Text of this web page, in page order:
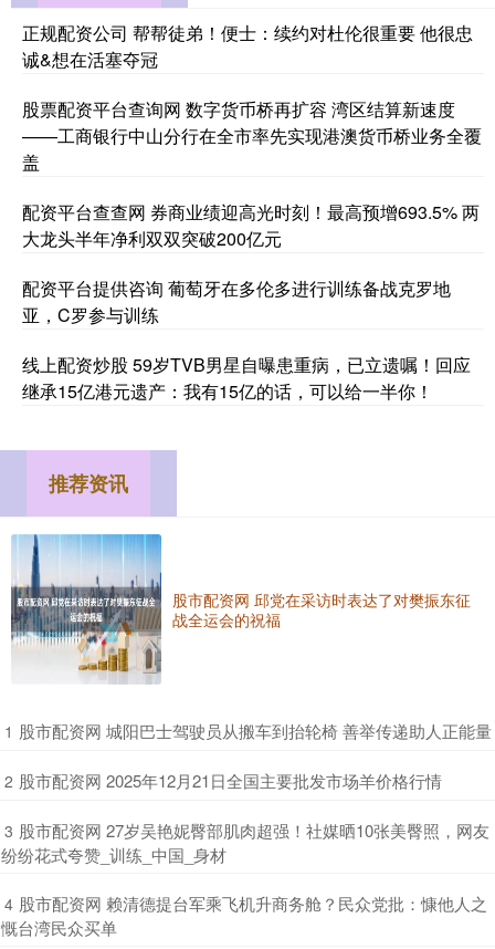
正规配资公司 帮帮徒弟！便士：续约对杜伦很重要 他很忠
诚&想在活塞夺冠
股票配资平台查询网 数字货币桥再扩容 湾区结算新速度
——工商银行中山分行在全市率先实现港澳货币桥业务全覆
盖
配资平台查查网 券商业绩迎高光时刻！最高预增693.5% 两
大龙头半年净利双双突破200亿元
配资平台提供咨询 葡萄牙在多伦多进行训练备战克罗地
亚，C罗参与训练
线上配资炒股 59岁TVB男星自曝患重病，已立遗嘱！回应
继承15亿港元遗产：我有15亿的话，可以给一半你！
推荐资讯
股市配资网 邱党在采访时表达了对樊振东征
战全运会的祝福
1 ​股市配资网 城阳巴士驾驶员从搬车到抬轮椅 善举传递助人正能量
2 ​股市配资网 2025年12月21日全国主要批发市场羊价格行情
3 ​股市配资网 27岁吴艳妮臀部肌肉超强！社媒晒10张美臀照，网友
纷纷花式夸赞_训练_中国_身材
4 ​股市配资网 赖清德提台军乘飞机升商务舱？民众党批：慷他人之
慨台湾民众买单